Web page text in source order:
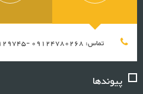
تماس: 09124780268 -02166129745
پیوندها